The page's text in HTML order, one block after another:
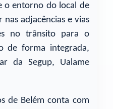
o entorno do local de
adjacências e vias
no trânsito para o
de forma integrada,
da Segup, Ualame
de Belém conta com